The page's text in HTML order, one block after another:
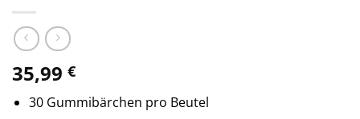
35,99 €
30 Gummibärchen pro Beutel